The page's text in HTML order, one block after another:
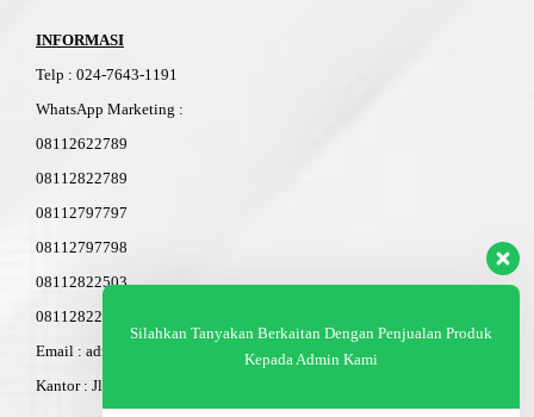
INFORMASI
Telp : 024-7643-11 91
WhatsApp Marketing :
08112622789
08112822789
08112797797
08112797798
08112822503
08112822603
Email : admin@am-baja.com
Kantor : Jl. Gatot Subroto 7b Semarang.
Silahkan Tanyakan Berkaitan Dengan Penjualan Produk
Kepada Admin Kami